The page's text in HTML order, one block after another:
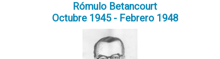
Rómulo Betancourt
Octubre 1945 - Febrero 1948